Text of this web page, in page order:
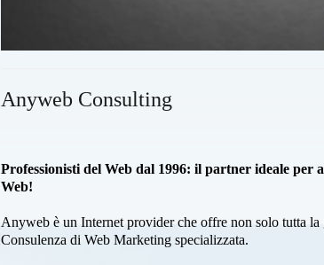
Anyweb Consulting
Professionisti del Web dal 1996: il partner ideale per
Web!
Anyweb è un Internet provider che offre non solo tutta
Consulenza di Web Marketing specializzata.